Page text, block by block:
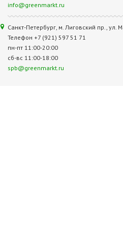
info@greenmarkt.ru
Санкт-Петербург, м. Лиговский пр., ул.
Телефон +7 (921) 597 51 71
пн-пт 11:00-20:00
сб-вс 11:00-18:00
spb@greenmarkt.ru